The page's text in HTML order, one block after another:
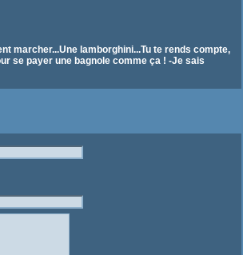
marcher...Une lamborghini...Tu te rends compte,
se payer une bagnole comme ça ! -Je sais